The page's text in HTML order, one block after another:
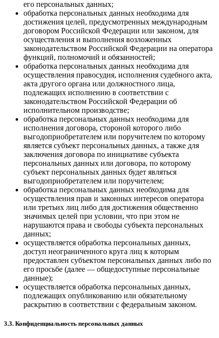
его персональных данных;
обработка персональных данных необходима для
достижения целей, предусмотренных международным
договором Российской Федерации или законом, для
осуществления и выполнения возложенных
законодательством Российской Федерации на оператора
функций, полномочий и обязанностей;
обработка персональных данных необходима для
осуществления правосудия, исполнения судебного акта,
акта другого органа или должностного лица,
подлежащих исполнению в соответствии с
законодательством Российской Федерации об
исполнительном производстве;
обработка персональных данных необходима для
исполнения договора, стороной которого либо
выгодоприобретателем или поручителем по которому
является субъект персональных данных, а также для
заключения договора по инициативе субъекта
персональных данных или договора, по которому
субъект персональных данных будет являться
выгодоприобретателем или поручителем;
обработка персональных данных необходима для
осуществления прав и законных интересов оператора
или третьих лиц либо для достижения общественно
значимых целей при условии, что при этом не
нарушаются права и свободы субъекта персональных
данных;
осуществляется обработка персональных данных,
доступ неограниченного круга лиц к которым
предоставлен субъектом персональных данных либо по
его просьбе (далее — общедоступные персональные
данные);
осуществляется обработка персональных данных,
подлежащих опубликованию или обязательному
раскрытию в соответствии с федеральным законом.
3.3. Конфиденциальность персональных данных